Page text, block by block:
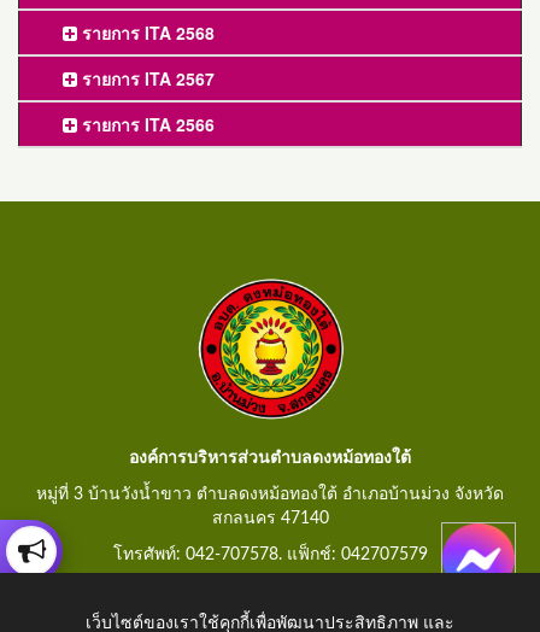
รายการ ITA 2568
รายการ ITA 2567
รายการ ITA 2566
องค์การบริหารส่วนตำบลดงหม้อทองใต้
หมู่ที่ 3 บ้านวังน้ำขาว ตำบลดงหม้อทองใต้ อำเภอบ้านม่วง จังหวัด
สกลนคร 47140
โทรศัพท์: 042-707578. แฟ็กช์: 042707579
เว็บไซต์ของเราใช้คุกกี้เพื่อพัฒนาประสิทธิภาพ และ